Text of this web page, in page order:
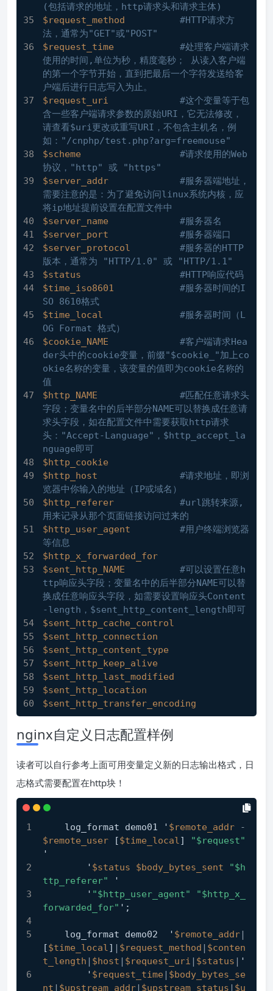
(包括请求的地址，http请求头和请求主体)
$request_method
#HTTP请求方
法，通常为"GET"或"POST"
$request_time
#处理客户端请求
使用的时间,单位为秒，精度毫秒； 从读入客户端
的第一个字节开始，直到把最后一个字符发送给客
户端后进行日志写入为止。
$request_uri
#这个变量等于包
含一些客户端请求参数的原始URI，它无法修改，
请查看$uri更改或重写URI，不包含主机名，例
如："/cnphp/test.php?arg=freemouse"
$scheme
#请求使用的Web
协议，"http" 或 "https"
$server_addr
#服务器端地址，
需要注意的是：为了避免访问linux系统内核，应
将ip地址提前设置在配置文件中
$server_name
#服务器名
$server_port
#服务器端口
$server_protocol
#服务器的HTTP
版本，通常为 "HTTP/1.0" 或 "HTTP/1.1"
$status
#HTTP响应代码
$time_iso8601
#服务器时间的I
SO 8610格式
$time_local
#服务器时间（L
OG Format 格式）
$cookie_NAME
#客户端请求Hea
der头中的cookie变量，前缀"$cookie_"加上co
okie名称的变量，该变量的值即为cookie名称的
值
$http_NAME
#匹配任意请求头
字段；变量名中的后半部分NAME可以替换成任意请
求头字段，如在配置文件中需要获取http请求
头："Accept-Language"，$http_accept_la
nguage即可
$http_cookie
$http_host
#请求地址，即浏
览器中你输入的地址（IP或域名）
$http_referer
#url跳转来源,
用来记录从那个页面链接访问过来的
$http_user_agent
#用户终端浏览器
等信息
$http_x_forwarded_for
$sent_http_NAME
#可以设置任意h
ttp响应头字段；变量名中的后半部分NAME可以替
换成任意响应头字段，如需要设置响应头Content
-length，$sent_http_content_length即可
$sent_http_cache_control
$sent_http_connection
$sent_http_content_type
$sent_http_keep_alive
$sent_http_last_modified
$sent_http_location
$sent_http_transfer_encoding
nginx自定义日志配置样例
读者可以自行参考上面可用变量定义新的日志输出格式，日
志格式需要配置在http块！
    log_format demo01 '
$remote_addr
-
$remote_user [$time_local]
"$request"
'
        '
$status $body_bytes_sent
"$h
ttp_referer"
'
        '
"$http_user_agent"
"$http_x_
forwarded_for" ';
    log_format demo02  '
$remote_addr
[$time_local] $request_method
$conten
t_length
$host $request_uri $status
'
        '
$request_time
$body_bytes_se
nt
$upstream_addr $upstream_status $u